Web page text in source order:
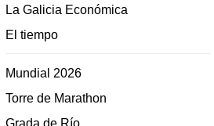
La Galicia Económica
El tiempo
Mundial 2026
Torre de Marathon
Grada de Río